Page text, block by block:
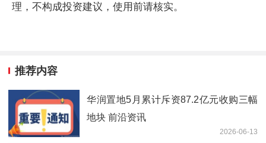
理，不构成投资建议，使用前请核实。
推荐内容
华润置地5月累计斥资87.2亿元收购三幅
地块 前沿资讯
2026-06-13